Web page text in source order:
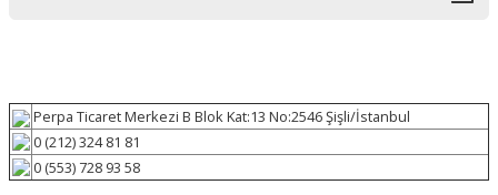
Perpa Ticaret Merkezi B Blok Kat:13 No:2546 Şişli/İstanbul
0 (212) 324 81 81
0 (553) 728 93 58